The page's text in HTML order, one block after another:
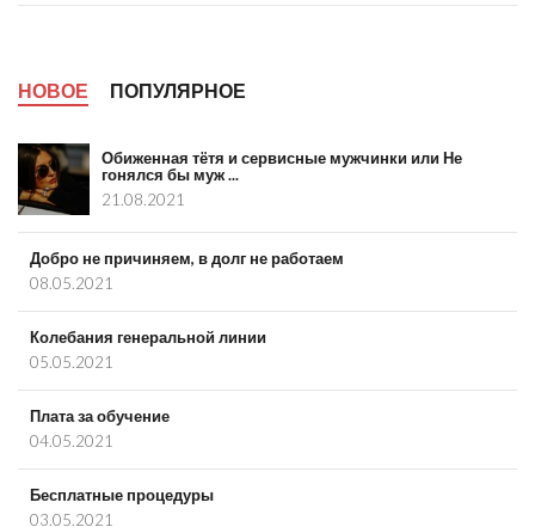
НОВОЕ ПОПУЛЯРНОЕ
Обиженная тётя и сервисные мужчинки или Не
гонялся бы муж ...
21.08.2021
Добро не причиняем, в долг не работаем
08.05.2021
Колебания генеральной линии
05.05.2021
Плата за обучение
04.05.2021
Бесплатные процедуры
03.05.2021